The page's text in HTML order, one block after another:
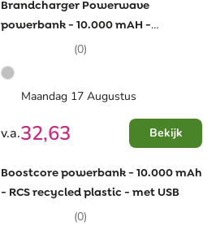
Brandcharger Powerwave
powerbank - 10.000 mAH -
kunststof - draadloos - magnetisch
(0)
Maandag 17 Augustus
v.a.32,63 Bekijk
Boostcore powerbank - 10.000 mAh
- RCS recycled plastic - met USB
(0)